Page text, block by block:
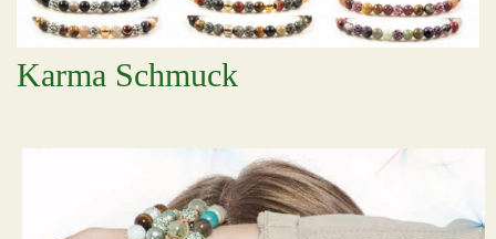
Karma Schmuck